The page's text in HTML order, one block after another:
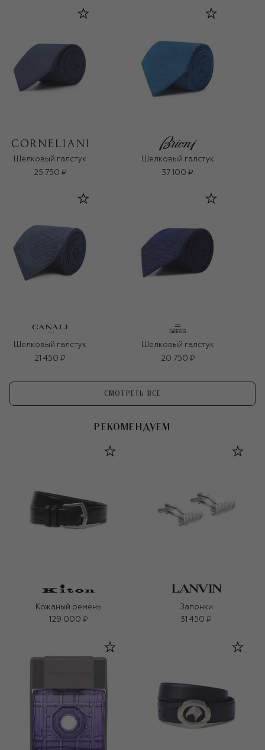
Шелковый галстук
25 750 ₽
Шелковый галстук
37 100 ₽
Шелковый галстук
21 450 ₽
Шелковый галстук
20 750 ₽
СМОТРЕТЬ ВСЕ
РЕКОМЕНДУЕМ
Кожаный ремень
129 000 ₽
Запонки
31 450 ₽